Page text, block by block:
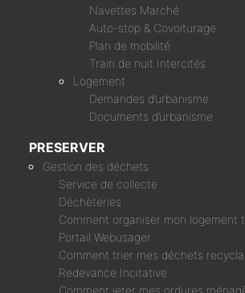
Navettes Marché
Auto-stop & Covoiturage
Plan de mobilité
Train de nuit Intercités
Logement
Demandes d’urbanisme
Documents d’urbanisme
PRESERVER
Gestion des déchets
Service de collecte
Déchèteries
Comment organiser mon logement
Portail Webusager
Comment trier mes déchets
Redevance Incitative
Comment jeter mes ordures